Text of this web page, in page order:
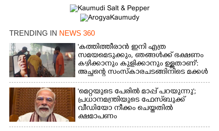
TRENDING IN NEWS 360
'കത്തിത്തീരാൻ ഇനി എത്ര
സമയമെടുക്കും, ഞങ്ങൾക്ക് ഭക്ഷണം
കഴിക്കാനും കുളിക്കാനും ഉള്ളതാണ്':
അച്ഛന്റെ സംസ്കാരചടങ്ങിനിടെ മക്കൾ
'മെറ്റയുടെ പേരിൽ മാപ്പ് പറയുന്നു';
പ്രധാനമന്ത്രിയുടെ ഫേസ്‌ബുക്ക്
വീഡിയോ നീക്കം ചെയ്തതിൽ
ക്ഷമാപണം